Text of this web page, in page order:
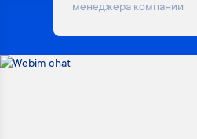
менеджера компании